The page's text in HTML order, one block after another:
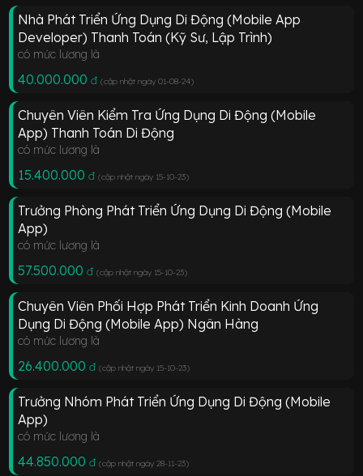
Nhà Phát Triển Ứng Dụng Di Động (Mobile App
Developer) Thanh Toán (Kỹ Sư, Lập Trình)
có mức lương là
40.000.000 đ (cập nhật ngày 01-08-24)
Chuyên Viên Kiểm Tra Ứng Dụng Di Động (Mobile
App) Thanh Toán Di Động
có mức lương là
15.400.000 đ (cập nhật ngày 15-10-23)
Trưởng Phòng Phát Triển Ứng Dụng Di Động (Mobile
App)
có mức lương là
57.500.000 đ (cập nhật ngày 15-10-23)
Chuyên Viên Phối Hợp Phát Triển Kinh Doanh Ứng
Dụng Di Động (Mobile App) Ngân Hàng
có mức lương là
26.400.000 đ (cập nhật ngày 15-10-23)
Trưởng Nhóm Phát Triển Ứng Dụng Di Động (Mobile
App)
có mức lương là
44.850.000 đ (cập nhật ngày 28-11-23)